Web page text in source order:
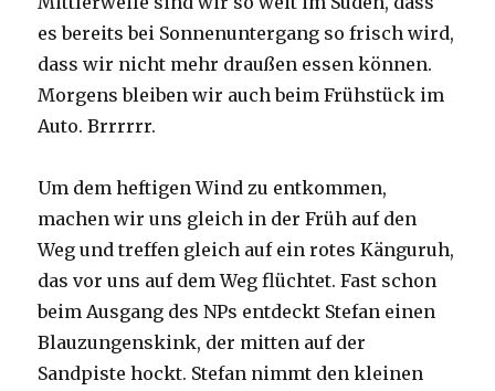
es bereits bei Sonnenuntergang so frisch wird,
dass wir nicht mehr draußen essen können.
Morgens bleiben wir auch beim Frühstück im
Auto. Brrrrrr.
Um dem heftigen Wind zu entkommen,
machen wir uns gleich in der Früh auf den
Weg und treffen gleich auf ein rotes Känguruh,
das vor uns auf dem Weg flüchtet. Fast schon
beim Ausgang des NPs entdeckt Stefan einen
Blauzungenskink, der mitten auf der
Sandpiste hockt. Stefan nimmt den kleinen